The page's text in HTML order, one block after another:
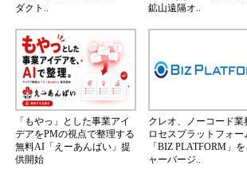
ダクト..
鉱山遠隔オ..
「もやっ」とした事業アイ
デアをPMの視点で整理する
無料AI「えーあんばい」提
供開始
クレオ、ノーコード業
ロセスプラットフォー
「BIZ PLATFORM」
ャーバージ..